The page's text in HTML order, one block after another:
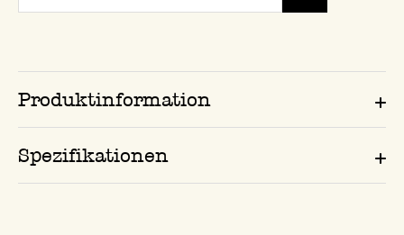
Produktinformation
Spezifikationen